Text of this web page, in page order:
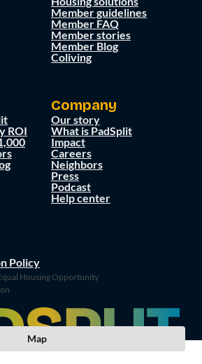
Member guidelines
Member FAQ
Member stories
Member Blog
Coliving
ROI
Company
Our story
What is PadSplit
Impact
Careers
Neighbors
Press
Podcast
Help center
Policy
Housing Opportunity
Map